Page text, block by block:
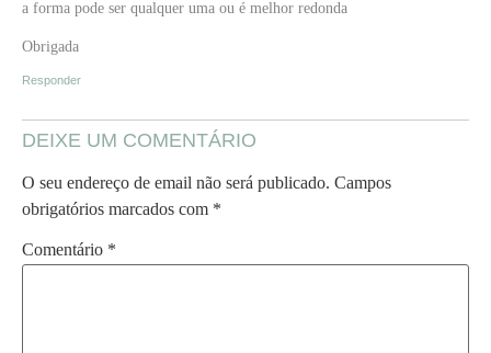
a forma pode ser qualquer uma ou é melhor redonda
Obrigada
Responder
DEIXE UM COMENTÁRIO
O seu endereço de email não será publicado. Campos
obrigatórios marcados com *
Comentário *